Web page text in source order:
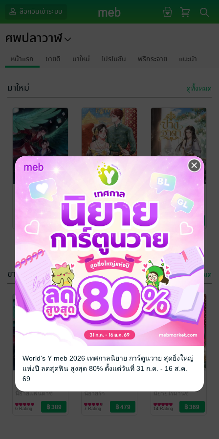
ล็อกอินเข้าระบบ
ศพปลาวาฬ
หน้าแรก ขายดี มาใหม่ โปรโมชัน ฟรีกระจาย แนะนำ
มาใหม่ ดูทั้งหมด
ตรีกานต์ เล่ม ๒
ศพปลาวาฬ
นิยายแฟนตาซี
6 Rating
ตรีกานต์ เล่ม ๑
ศพปลาวาฬ
นิยายโรมานซ์
14 Rating
ปางธาดา
ศพปลาวาฬ
นิยายรัก
7 Rating
ขายดี ดูทั้งหมด
ตรีกานต์ เล่ม ๒
ศพปลาวาฬ
นิยายแฟนตาซี
6 Rating
นิยายรัก
7 Rating
นิยายโรมานซ์
14 Rating
World's Y meb 2026 เทศกาลนิยาย การ์ตูนวาย สุดยิ่งใหญ่
แห่งปี ลดสุดฟิน สูงสุด 80% ตั้งแต่วันที่ 31 ก.ค. - 16 ส.ค.
69